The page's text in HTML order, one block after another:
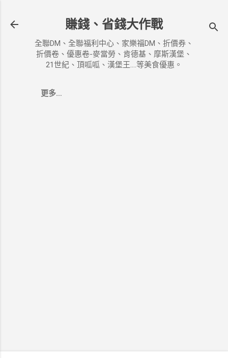
賺錢、省錢大作戰
全聯DM、全聯福利中心、家樂福DM、折價券、
折價卷、優惠卷-麥當勞、肯德基、摩斯漢堡、
21世紀、頂呱呱、漢堡王....等美食優惠。
更多…